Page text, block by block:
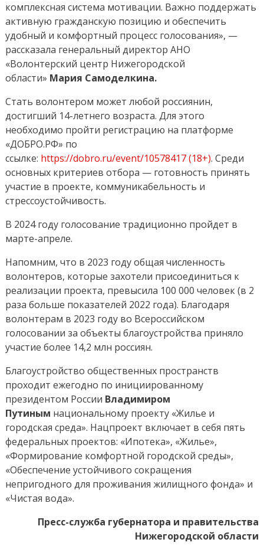
комплексная система мотивации. Важно поддержать
активную гражданскую позицию и обеспечить
удобный и комфортный процесс голосования», —
рассказала генеральный директор АНО
«Волонтерский центр Нижегородской
области» Мария Самоделкина.
Стать волонтером может любой россиянин,
достигший 14-летнего возраста. Для этого
необходимо пройти регистрацию на платформе
«ДОБРО.РФ» по
ссылке: https://dobro.ru/event/10578417 (18+). Среди
основных критериев отбора — готовность принять
участие в проекте, коммуникабельность и
стрессоустойчивость.
В 2024 году голосование традиционно пройдет в
марте-апреле.
Напомним, что в 2023 году общая численность
волонтеров, которые захотели присоединиться к
реализации проекта, превысила 100 000 человек (в 2
раза больше показателей 2022 года). Благодаря
волонтерам в 2023 году во Всероссийском
голосовании за объекты благоустройства приняло
участие более 14,2 млн россиян.
Благоустройство общественных пространств
проходит ежегодно по инициированному
президентом России Владимиром
Путиным национальному проекту «Жилье и
городская среда». Нацпроект включает в себя пять
федеральных проектов: «Ипотека», «Жилье»,
«Формирование комфортной городской среды»,
«Обеспечение устойчивого сокращения
непригодного для проживания жилищного фонда» и
«Чистая вода».
Пресс-служба губернатора и правительства
Нижегородской области